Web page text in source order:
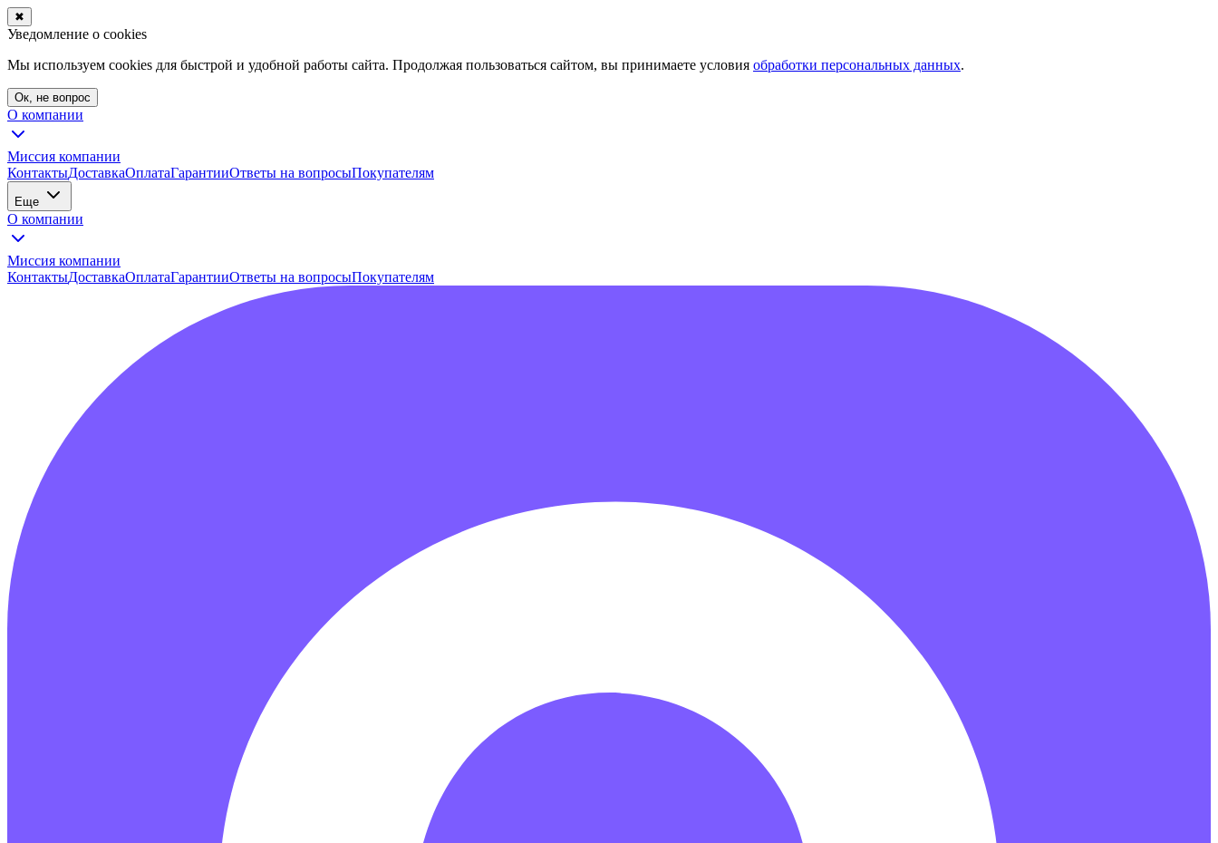
✖
Уведомление о cookies
Мы используем cookies для быстрой и удобной работы сайта. Продолжая пользоваться сайтом, вы принимаете условия обработки персональных данных.
Ок, не вопрос
О компании
Миссия компании
КонтактыДоставкаОплатаГарантииОтветы на вопросыПокупателям
Еще
О компании
Миссия компании
КонтактыДоставкаОплатаГарантииОтветы на вопросыПокупателям